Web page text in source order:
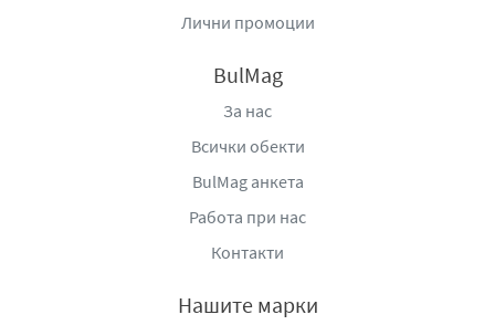
Лични промоции
BulMag
За нас
Всички обекти
BulMag анкета
Работа при нас
Контакти
Нашите марки